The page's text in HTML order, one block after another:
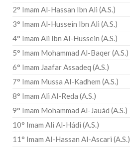
2° Imam Al-Hassan Ibn Ali (A.S.)
3° Imam Al-Hussein Ibn Ali (A.S.)
4° Imam Ali Ibn Al-Hussein (A.S.)
5° Imam Mohammad Al-Baqer (A.S.)
6° Imam Jaafar Assadeq (A.S.)
7° Imam Mussa Al-Kadhem (A.S.)
8° Imam Ali Al-Reda (A.S.)
9° Imam Mohammad Al-Jauád (A.S.)
10° Imam Ali Al-Hádi (A.S.)
11° Imam Al-Hassan Al-Ascari (A.S.)